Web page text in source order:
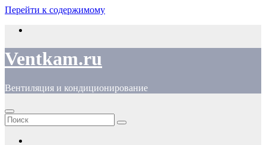
Перейти к содержимому
Ventkam.ru
Вентиляция и кондиционирование